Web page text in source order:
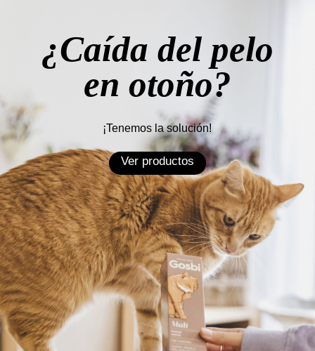
¿Caída del pelo
en otoño?
¡Tenemos la solución!
Ver productos